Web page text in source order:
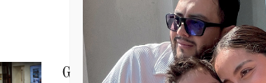
Gobierno de Playas de Rosarito da